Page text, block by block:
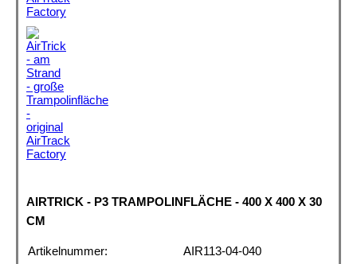
AIRTRICK - P3 TRAMPOLINFLÄCHE - 400 X 400 X 30
CM
Artikelnummer:
AIR113-04-040